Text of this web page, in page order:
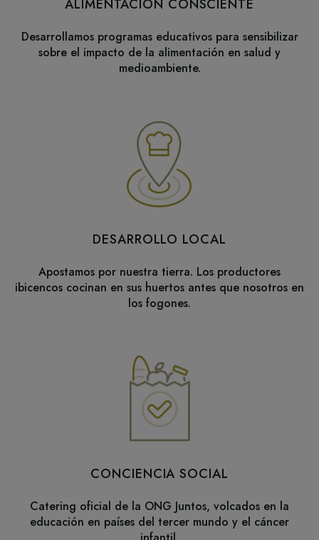
ALIMENTACIÓN CONSCIENTE
Desarrollamos programas educativos para sensibilizar
sobre el impacto de la alimentación en salud y
medioambiente.
DESARROLLO LOCAL
Apostamos por nuestra tierra. Los productores
ibicencos cocinan en sus huertos antes que nosotros en
los fogones.
CONCIENCIA SOCIAL
Catering oficial de la ONG Juntos, volcados en la
educación en países del tercer mundo y el cáncer